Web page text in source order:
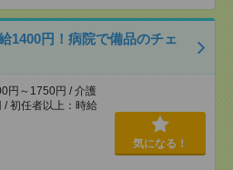
1400円！病院で備品のチェ
円～1750円 / 介護
初任者以上：時給
気になる！